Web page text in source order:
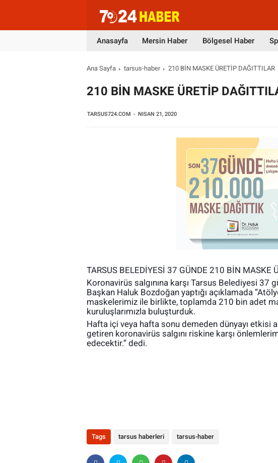
Anasayfa Mersin Haber Bölgesel Haber
Ana Sayfa tarsus-haber 210 BİN MASKE ÜRETİP DAĞITTILAR
210 BİN MASKE ÜRETİP
TARSUS724.COM NISAN 21, 2020
TARSUS BELEDİYESİ 37 GÜNDE 210 BİN MASKE
Koronavirüs salgınına karşı Tarsus Belediyesi 37
Başkan Haluk Bozdoğan yaptığı açıklamada
maskelerimiz ile birlikte, toplamda 210 bin adet
kuruluşlarımızla buluşturduk.
Hafta içi veya hafta sonu demeden dünyayı etkisi
getiren koronavirüs salgını riskine karşı
edecektir.” dedi.
Tags tarsus haberleri tarsus-haber